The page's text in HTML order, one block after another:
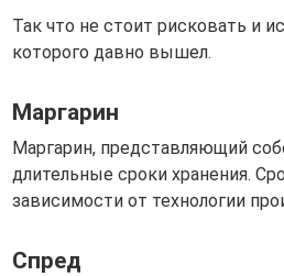
Так что не стоит рисковать и
которого давно вышел.
Маргарин
Маргарин, представляющий
длительные сроки хранения.
зависимости от технологии
Спред